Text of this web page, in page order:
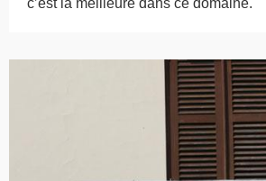
c’est la meilleure dans ce domaine.